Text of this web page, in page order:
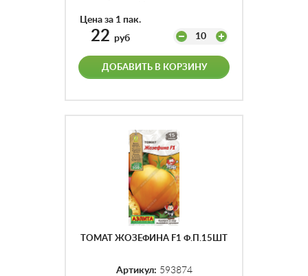
Цена за 1 пак.
22 руб 10
ДОБАВИТЬ В КОРЗИНУ
ТОМАТ ЖОЗЕФИНА F1 Ф.П.15ШТ
Артикул: 593874